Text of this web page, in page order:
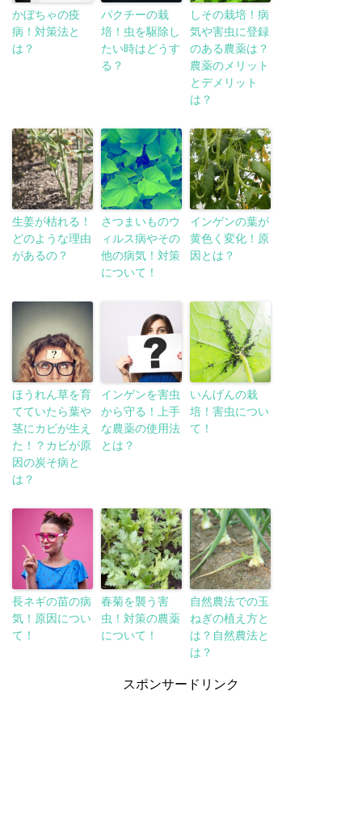
かぼちゃの疫
病！対策法と
は？
パクチーの栽
培！虫を駆除し
たい時はどうす
る？
しその栽培！病
気や害虫に登録
のある農薬は？
農薬のメリット
とデメリット
は？
生姜が枯れる！
どのような理由
があるの？
さつまいものウ
ィルス病やその
他の病気！対策
について！
インゲンの葉が
黄色く変化！原
因とは？
ほうれん草を育
てていたら葉や
茎にカビが生え
た！？カビが原
因の炭そ病と
は？
インゲンを害虫
から守る！上手
な農薬の使用法
とは？
いんげんの栽
培！害虫につい
て！
長ネギの苗の病
気！原因につい
て！
春菊を襲う害
虫！対策の農薬
について！
自然農法での玉
ねぎの植え方と
は？自然農法と
は？
スポンサードリンク